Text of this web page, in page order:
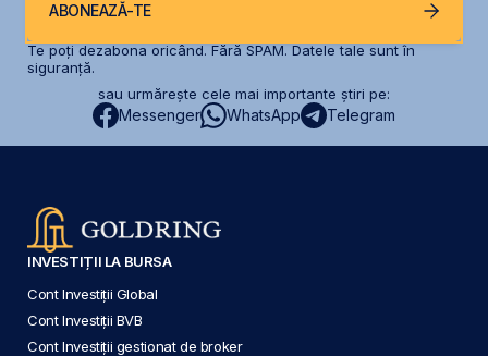
ABONEAZĂ-TE
Te poți dezabona oricând. Fără SPAM. Datele tale sunt în
siguranță.
sau urmărește cele mai importante știri pe:
Messenger WhatsApp Telegram
INVESTIȚII LA BURSA
Cont Investiții Global
Cont Investiții BVB
Cont Investiții gestionat de broker